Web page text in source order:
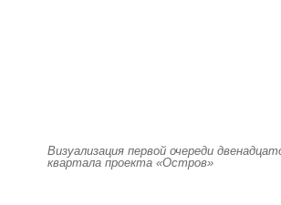
Визуализация первой очереди
квартала проекта «Остров»